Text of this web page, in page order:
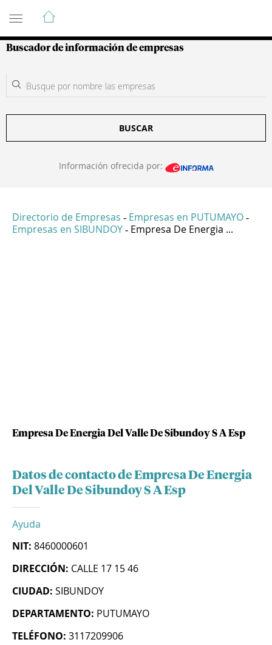
Guía de Empresas Colombianas
Buscador de información de empresas
BUSCAR
Información ofrecida por:
Directorio de Empresas - Empresas en PUTUMAYO -
Empresas en SIBUNDOY - Empresa De Energia ...
Empresa De Energia Del Valle De Sibundoy S A Esp
Datos de contacto de Empresa De Energia
Del Valle De Sibundoy S A Esp
Ayuda
NIT: 8460000601
DIRECCIÓN: CALLE 17 15 46
CIUDAD: SIBUNDOY
DEPARTAMENTO: PUTUMAYO
TELÉFONO: 3117209906